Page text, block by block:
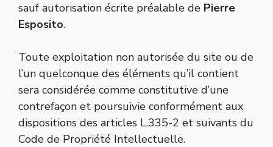
sauf autorisation écrite préalable de Pierre
Esposito.
Toute exploitation non autorisée du site ou de
l’un quelconque des éléments qu’il contient
sera considérée comme constitutive d’une
contrefaçon et poursuivie conformément aux
dispositions des articles L.335-2 et suivants du
Code de Propriété Intellectuelle.